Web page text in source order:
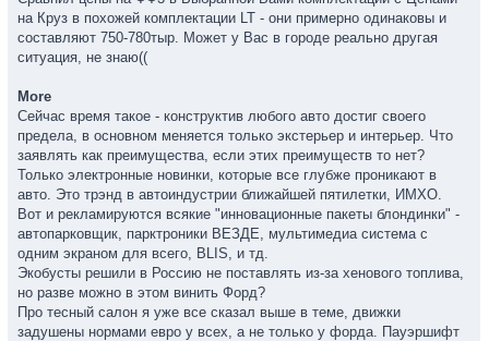
на Круз в похожей комплектации LT - они примерно одинаковы и
составляют 750-780тыр. Может у Вас в городе реально другая
ситуация, не знаю((
More
Сейчас время такое - конструктив любого авто достиг своего
предела, в основном меняется только экстерьер и интерьер. Что
заявлять как преимущества, если этих преимуществ то нет?
Только электронные новинки, которые все глубже проникают в
авто. Это трэнд в автоиндустрии ближайшей пятилетки, ИМХО.
Вот и рекламируются всякие "инновационные пакеты блондинки" -
автопарковщик, парктроники ВЕЗДЕ, мультимедиа система с
одним экраном для всего, BLIS, и тд.
Экобусты решили в Россию не поставлять из-за хенового топлива,
но разве можно в этом винить Форд?
Про тесный салон я уже все сказал выше в теме, движки
задушены нормами евро у всех, а не только у форда. Пауэршифт